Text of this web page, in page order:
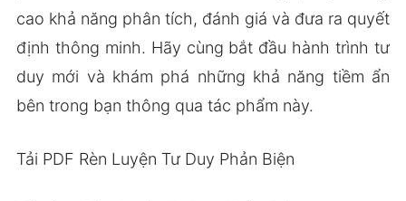
cao khả năng phân tích, đánh giá và đưa ra quyết
định thông minh. Hãy cùng bắt đầu hành trình tư
duy mới và khám phá những khả năng tiềm ẩn
bên trong bạn thông qua tác phẩm này.
Tải PDF Rèn Luyện Tư Duy Phản Biện